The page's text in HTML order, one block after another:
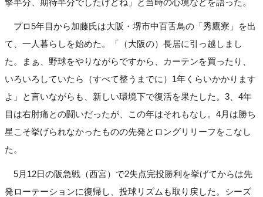
撃半分、期待半分でしたけどね」と当時の心境などを語った。
プロ5年目から加藤氏は大阪・堺市中百舌鳥の「秀鷹寮」を出
て、一人暮らしを始めた。「（大阪の）長居に引っ越しまし
た。まぁ、野球をやりながらですから、カーテンを買ったり、
いろいろしていたら（すべて整うまでに）1年くらいかかります
よ」と言いながらも、新しい環境下で復活を果たした。3、4年
目は右肘痛との闘いだったが、この年はそれもなし。4月は勝ち
星こそ挙げられなかったものの先発とロングリリーフをこなし
た。
5月12日の阪急戦（西宮）で2失点完投勝利を挙げてからは先
発ローテーションに復帰し、投球リズムも取り戻した。シーズ